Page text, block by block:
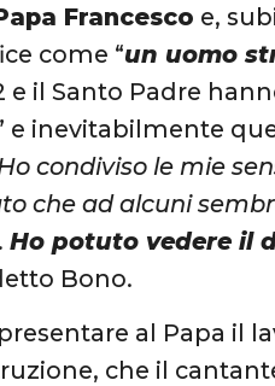
Francesco e,
come “un uomo
il Santo Padre
e inevitabilmente
condiviso le mie
che ad alcuni
Ho potuto vedere il
Bono.
al Papa il
che il